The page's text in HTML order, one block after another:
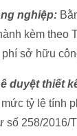
nghiệp:
kèm theo
sở hữu
duyệt thiết
tỷ lệ tính
số 258/2016/